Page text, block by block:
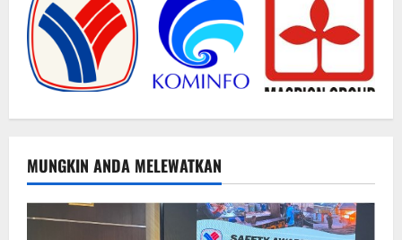
MUNGKIN ANDA MELEWATKAN